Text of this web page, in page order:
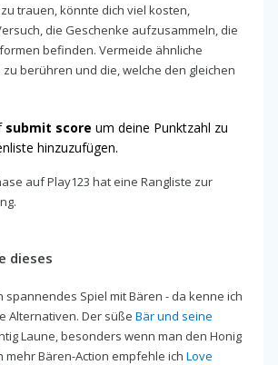
trauen, könnte dich viel kosten,
die Geschenke aufzusammeln, die
befinden. Vermeide ähnliche
zu berühren und die, welche den gleichen
submit score um deine Punktzahl zu
hinzuzufügen.
auf Play123 hat eine Rangliste zur
dieses
spannendes Spiel mit Bären - da kenne ich
Alternativen. Der süße Bär und seine
Laune, besonders wenn man den Honig
mehr Bären-Action empfehle ich Love